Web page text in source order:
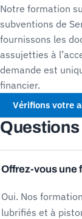
Notre formation
subventions de
fournissons les
assujetties à
demande est
financier.
Vérifions votre
Offrez-vous une
Oui. Nos
lubrifiés et à